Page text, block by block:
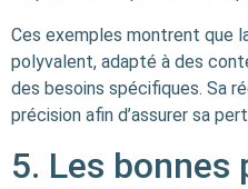
Ces exemples montrent que
polyvalent, adapté à des
des besoins spécifiques. Sa
précision afin d’assurer sa
5. Les